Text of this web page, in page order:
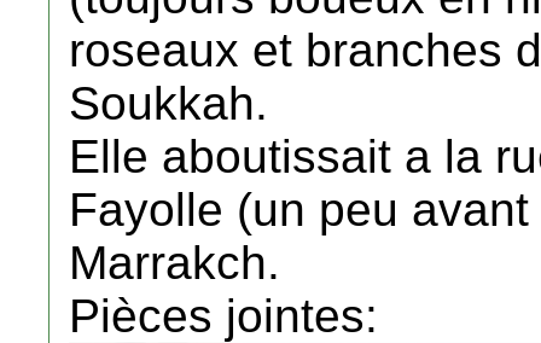
roseaux et branches
Soukkah.
Elle aboutissait a la
Fayolle (un peu
Marrakch.
Pièces jointes: